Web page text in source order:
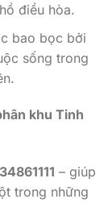
điều hòa.
bao bọc bởi
sống trong
khu Tinh
– giúp
trong những